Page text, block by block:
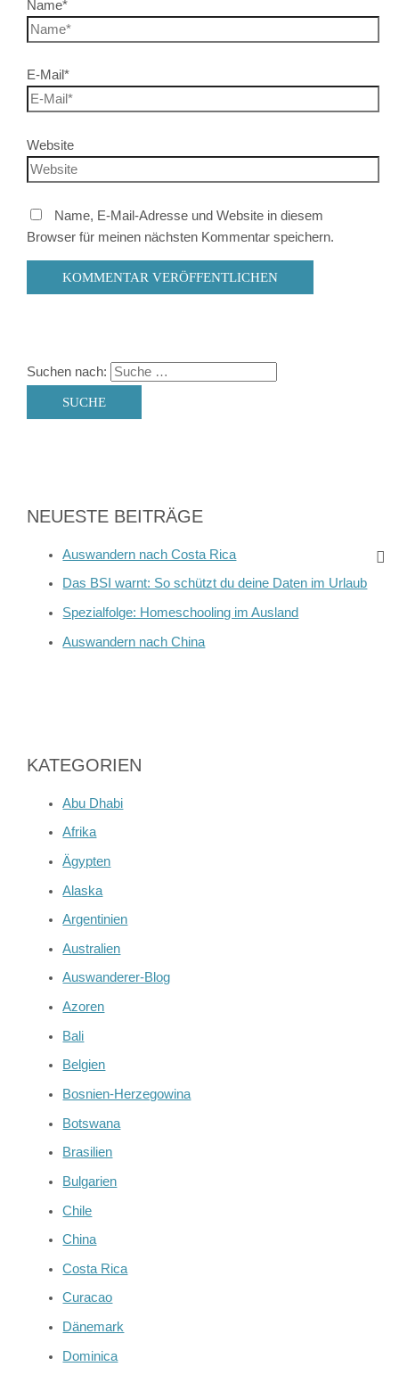
Name*
E-Mail*
Website
Name, E-Mail-Adresse und Website in diesem
Browser für meinen nächsten Kommentar speichern.
Suchen nach:
NEUESTE BEITRÄGE
Auswandern nach Costa Rica
Das BSI warnt: So schützt du deine Daten im Urlaub
Spezialfolge: Homeschooling im Ausland
Auswandern nach China
KATEGORIEN
Abu Dhabi
Afrika
Ägypten
Alaska
Argentinien
Australien
Auswanderer-Blog
Azoren
Bali
Belgien
Bosnien-Herzegowina
Botswana
Brasilien
Bulgarien
Chile
China
Costa Rica
Curacao
Dänemark
Dominica